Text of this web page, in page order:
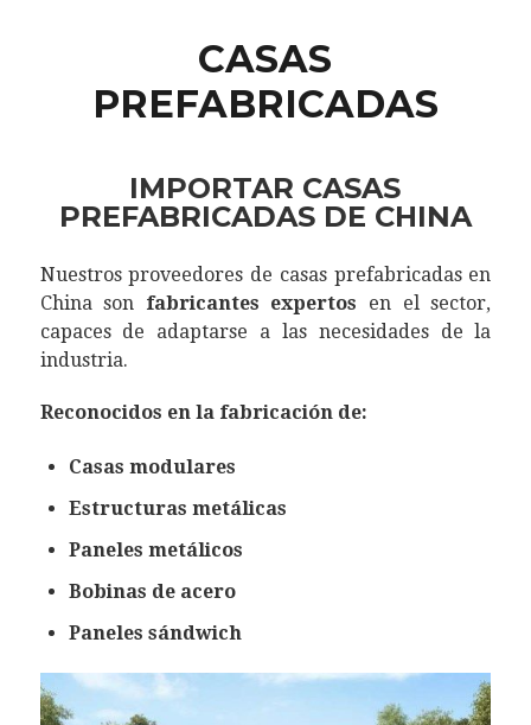
CASAS
PREFABRICADAS
IMPORTAR CASAS
PREFABRICADAS DE CHINA
Nuestros proveedores de casas prefabricadas en
China son fabricantes expertos en el sector,
capaces de adaptarse a las necesidades de la
industria.
Reconocidos en la fabricación de:
Casas modulares
Estructuras metálicas
Paneles metálicos
Bobinas de acero
Paneles sándwich